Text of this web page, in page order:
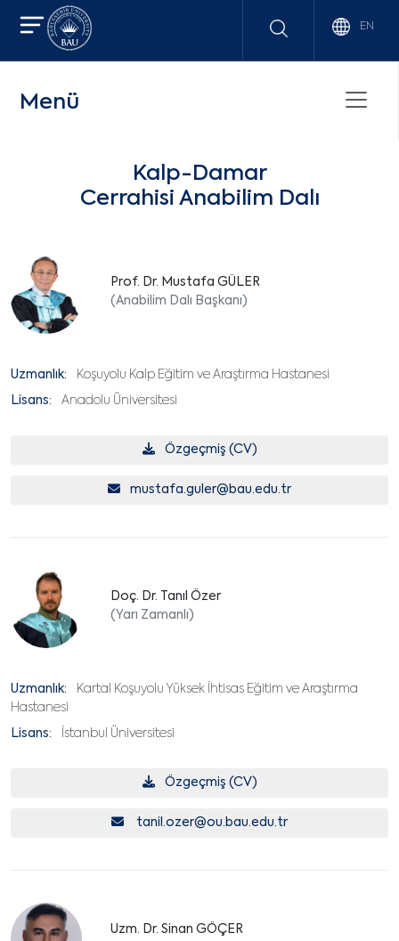
EN
Menü
Kalp-Damar
Cerrahisi Anabilim Dalı
Prof. Dr. Mustafa GÜLER
(Anabilim Dalı Başkanı)
Uzmanlık: Koşuyolu Kalp Eğitim ve Araştırma Hastanesi
Lisans: Anadolu Üniversitesi
Özgeçmiş (CV)
mustafa.guler@bau.edu.tr
Doç. Dr. Tanıl Özer
(Yarı Zamanlı)
Uzmanlık:
Kartal Koşuyolu Yüksek İhtisas Eğitim ve Araştırma
Hastanesi
Lisans: İstanbul Üniversitesi
Özgeçmiş (CV)
tanil.ozer@ou.bau.edu.tr
Uzm. Dr. Sinan GÖÇER